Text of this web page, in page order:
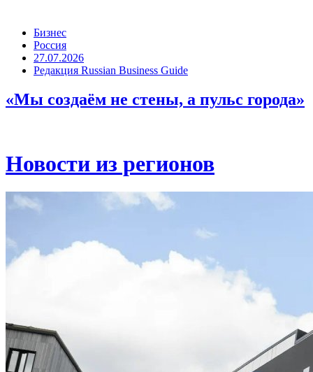
Бизнес
Россия
27.07.2026
Редакция Russian Business Guide
«Мы создаём не стены, а пульс города»
Новости из регионов